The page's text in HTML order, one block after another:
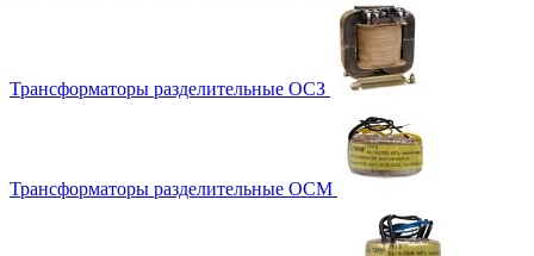
Трансформаторы разделительные ОСЗ
Трансформаторы разделительные ОСМ